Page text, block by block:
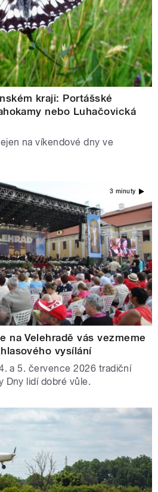
kraji: Portášské
nebo Luhačovická
na víkendové dny ve
3 minuty
na Velehradě vás vezmeme
vysílání
a 5. července 2026 tradiční
Dny lidí dobré vůle.